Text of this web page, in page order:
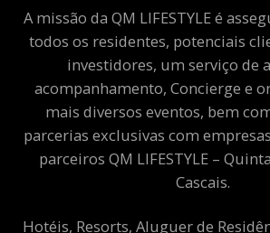
A missão da QM LIFESTYLE é
todos os residentes, potenciais
investidores, um serviço de
acompanhamento, Concierge e
mais diversos eventos, bem
parcerias exclusivas com
parceiros QM LIFESTYLE –
Cascais.
Hotéis, Resorts, Aluguer de